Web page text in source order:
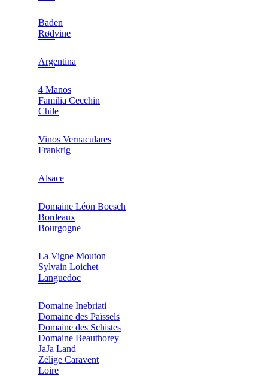
Baden
Rødvine
Argentina
4 Manos
Familia Cecchin
Chile
Vinos Vernaculares
Frankrig
Alsace
Domaine Léon Boesch
Bordeaux
Bourgogne
La Vigne Mouton
Sylvain Loichet
Languedoc
Domaine Inebriati
Domaine des Païssels
Domaine des Schistes
Domaine Beauthorey
JaJa Land
Zélige Caravent
Loire